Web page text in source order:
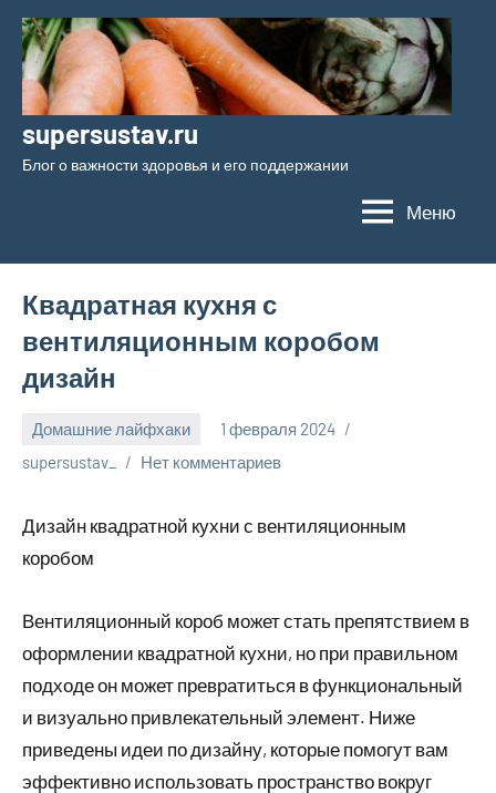
Перейти
содержимому
supersustav.ru
Блог о важности здоровья и его поддержании
Меню
Квадратная кухня с
вентиляционным коробом
дизайн
Домашние лайфхаки
1 февраля 2024
supersustav_
Нет комментариев
Дизайн квадратной кухни с вентиляционным
коробом
Вентиляционный короб может стать препятствием в
оформлении квадратной кухни, но при правильном
подходе он может превратиться в функциональный
и визуально привлекательный элемент. Ниже
приведены идеи по дизайну, которые помогут вам
эффективно использовать пространство вокруг